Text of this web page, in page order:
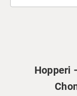
Hopperi